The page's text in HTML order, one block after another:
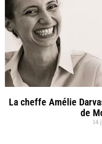
La cheffe Amélie
de
14